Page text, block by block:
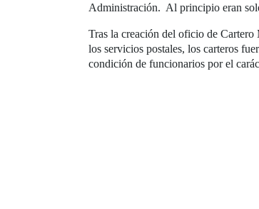
Administración. Al principio eran
Tras la creación del oficio de Cartero
los servicios postales, los carteros
condición de funcionarios por el